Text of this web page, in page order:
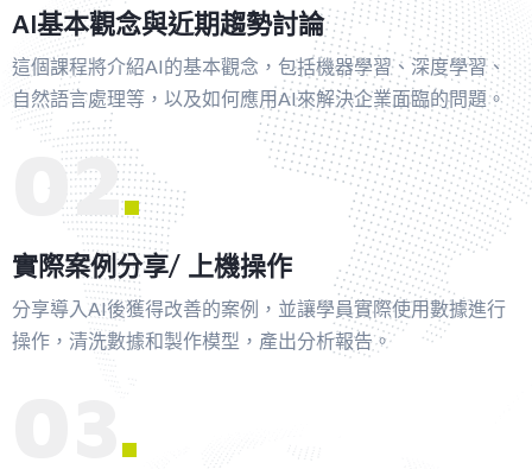
AI基本觀念與近期趨勢討論
這個課程將介紹AI的基本觀念，包括機器學習、深度學習、
自然語言處理等，以及如何應用AI來解決企業面臨的問題。
02
實際案例分享/ 上機操作
分享導入AI後獲得改善的案例，並讓學員實際使用數據進行
操作，清洗數據和製作模型，產出分析報告。